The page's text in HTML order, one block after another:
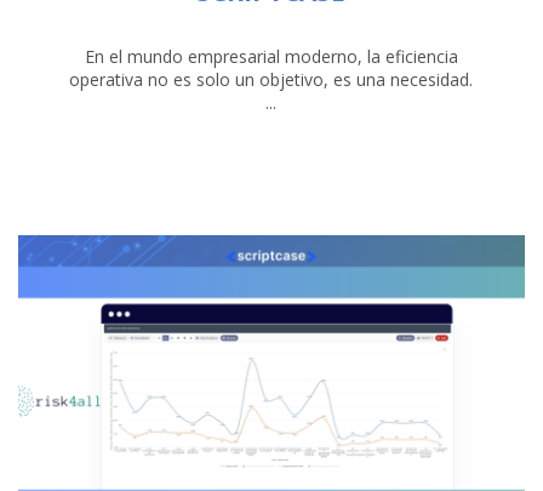
En el mundo empresarial moderno, la eficiencia
operativa no es solo un objetivo, es una necesidad.
...